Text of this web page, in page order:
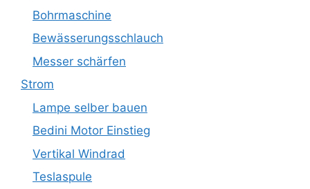
Bohrmaschine
Bewässerungsschlauch
Messer schärfen
Strom
Lampe selber bauen
Bedini Motor Einstieg
Vertikal Windrad
Teslaspule